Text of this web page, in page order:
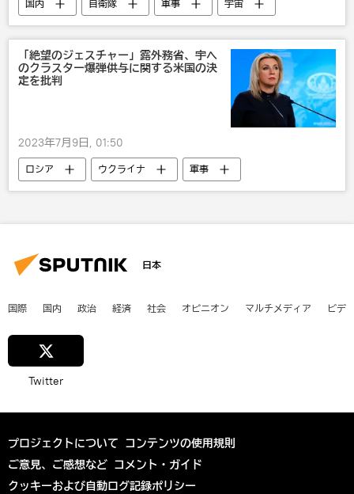
国内 自衛隊 軍事 宇宙
「絶望のジェスチャー」露外務省、宇へ
のクラスター爆弾供与に関する米国の決
定を批判
2023年7月9日, 01:50
ロシア ウクライナ
軍事
米国
武器・兵器
日本
国際 国内 政治 経済 社会 オピニオン マルチメディア ビデ
Twitter
プロジェクトについて コンテンツの使用規則
ご意見、ご感想など コメント・ガイド
クッキーおよび自動ログ記録ポリシー